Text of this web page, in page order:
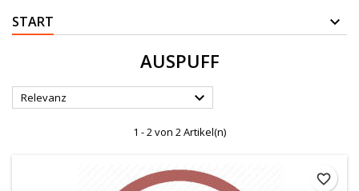
START
AUSPUFF
Relevanz 
1 - 2 von 2 Artikel(n)
favorite_border